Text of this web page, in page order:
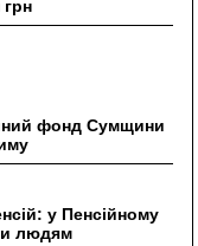
фонд Сумщини
у Пенсійному
людям